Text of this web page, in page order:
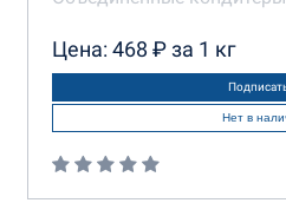
Цена: 468 ₽ за 1 кг
Нет в